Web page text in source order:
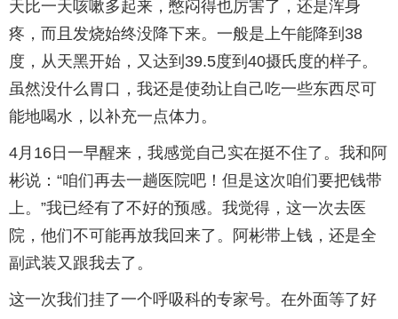
天比一天咳嗽多起来，憋闷得也厉害了，还是浑身
疼，而且发烧始终没降下来。一般是上午能降到38
度，从天黑开始，又达到39.5度到40摄氏度的样子。
虽然没什么胃口，我还是使劲让自己吃一些东西尽可
能地喝水，以补充一点体力。
4月16日一早醒来，我感觉自己实在挺不住了。我和阿
彬说：“咱们再去一趟医院吧！但是这次咱们要把钱带
上。”我已经有了不好的预感。我觉得，这一次去医
院，他们不可能再放我回来了。阿彬带上钱，还是全
副武装又跟我去了。
这一次我们挂了一个呼吸科的专家号。在外面等了好